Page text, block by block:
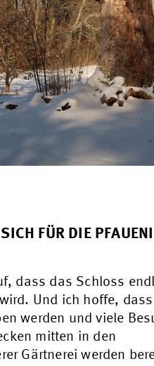
FÜR DIE
dass das Schloss
Und ich hoffe,
werden und viele
mitten in den
Gärtnerei werden